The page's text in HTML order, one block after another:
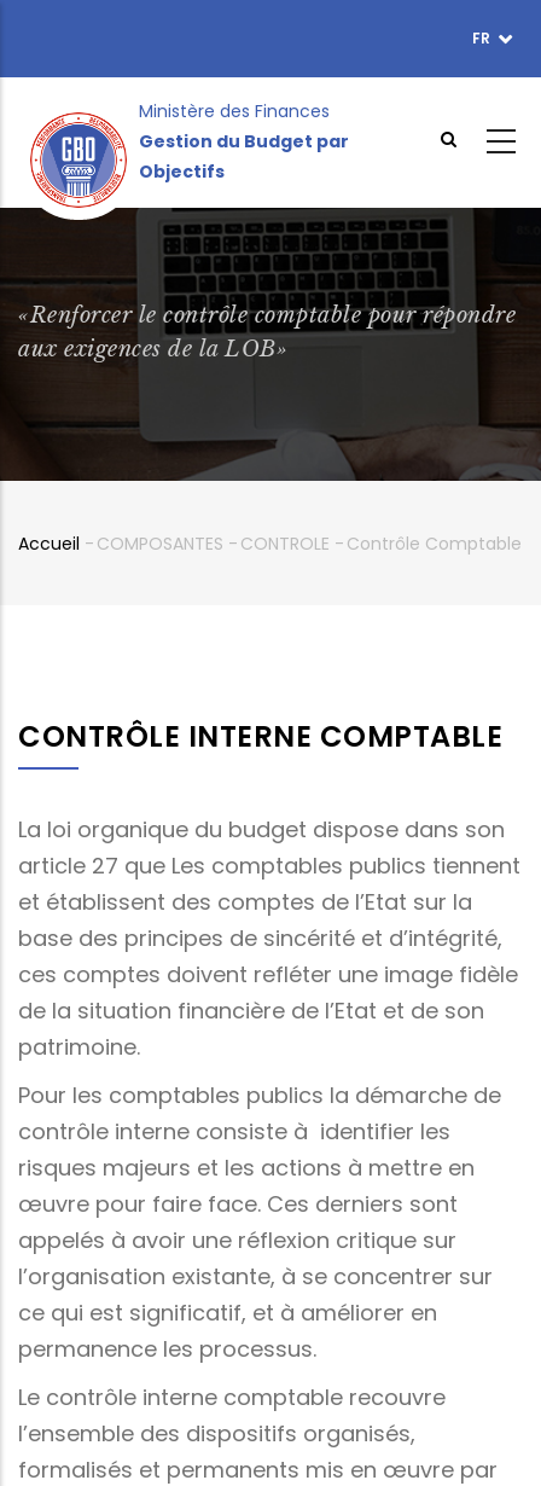
contenu
FR
Ministère des Finances
Gestion du Budget par
Objectifs
«Renforcer le contrôle comptable pour répondre
aux exigences de la LOB»
Accueil - COMPOSANTES - CONTROLE - Contrôle Comptable
CONTRÔLE INTERNE COMPTABLE
La loi organique du budget dispose dans son
article 27 que Les comptables publics tiennent
et établissent des comptes de l’Etat sur la
base des principes de sincérité et d’intégrité,
ces comptes doivent refléter une image fidèle
de la situation financière de l’Etat et de son
patrimoine.
Pour les comptables publics la démarche de
contrôle interne consiste à identifier les
risques majeurs et les actions à mettre en
œuvre pour faire face. Ces derniers sont
appelés à avoir une réflexion critique sur
l’organisation existante, à se concentrer sur
ce qui est significatif, et à améliorer en
permanence les processus.
Le contrôle interne comptable recouvre
l’ensemble des dispositifs organisés,
formalisés et permanents mis en œuvre par